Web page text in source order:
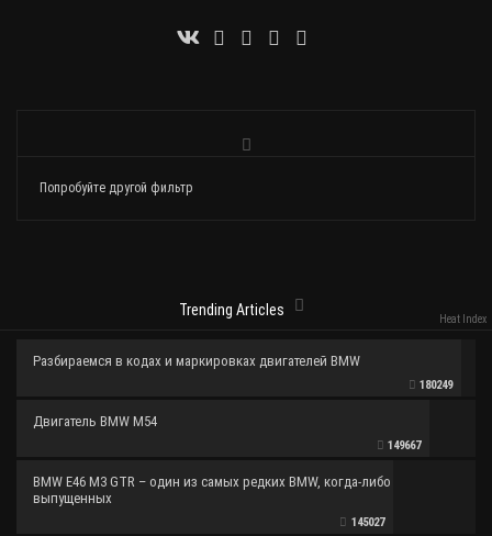
Попробуйте другой фильтр
Trending Articles
Heat Index
Разбираемся в кодах и маркировках двигателей BMW
180249
Двигатель BMW M54
149667
BMW E46 M3 GTR – один из самых редких BMW, когда-либо
выпущенных
145027